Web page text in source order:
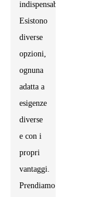
indispensabile.
Esistono
diverse
opzioni,
ognuna
adatta a
esigenze
diverse
e con i
propri
vantaggi.
Prendiamo